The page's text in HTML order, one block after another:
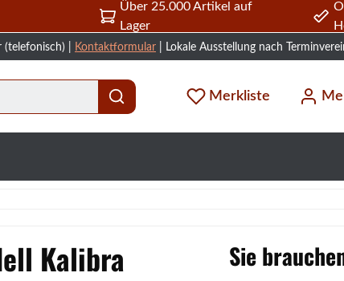
Über 25.000 Artikel auf
Lager
| Kontaktformular | Lokale Ausstellung nach
Merkliste
Kalibra Sie